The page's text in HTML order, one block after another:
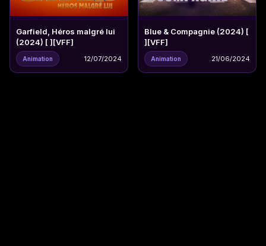
Garfield, Héros malgré lui
(2024) [ ][VFF]
Animation 12/07/2024
Blue & Compagnie (2024) [
][VFF]
Animation 21/06/2024